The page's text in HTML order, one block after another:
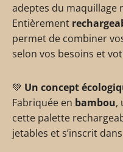
adeptes du maquillage
Entièrement
permet de combiner
selon vos besoins et
💚 Un concept
Fabriquée en bambou,
cette palette
jetables et s’inscrit